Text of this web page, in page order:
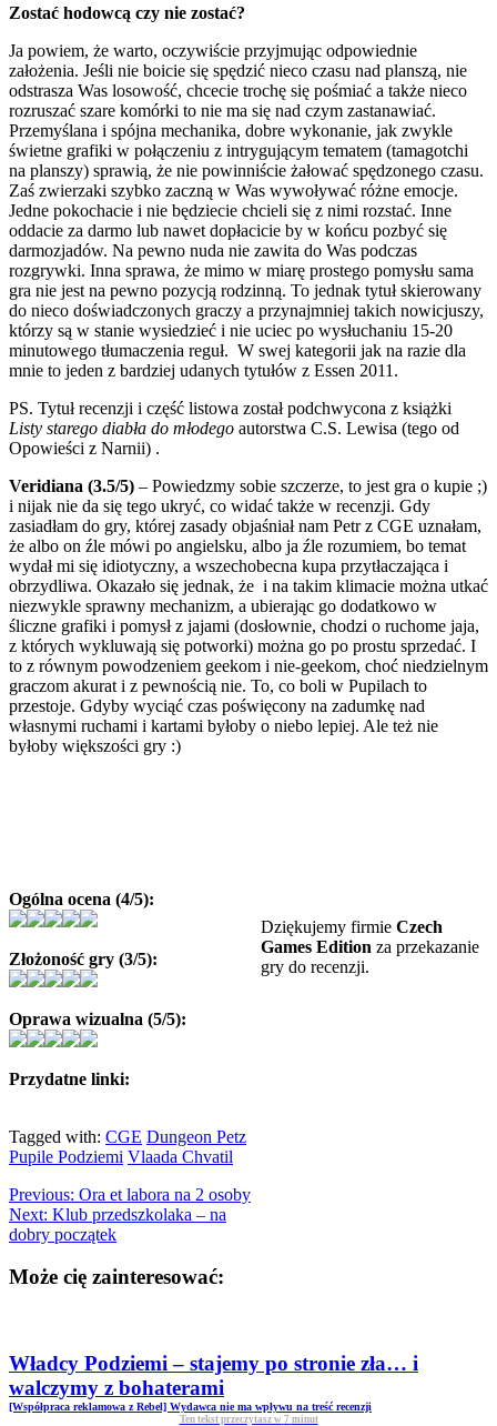
Zostać hodowcą czy nie zostać?
Ja powiem, że warto, oczywiście przyjmując odpowiednie
założenia. Jeśli nie boicie się spędzić nieco czasu nad planszą, nie
odstrasza Was losowość, chcecie trochę się pośmiać a także nieco
rozruszać szare komórki to nie ma się nad czym zastanawiać.
Przemyślana i spójna mechanika, dobre wykonanie, jak zwykle
świetne grafiki w połączeniu z intrygującym tematem (tamagotchi
na planszy) sprawią, że nie powinniście żałować spędzonego czasu.
Zaś zwierzaki szybko zaczną w Was wywoływać różne emocje.
Jedne pokochacie i nie będziecie chcieli się z nimi rozstać. Inne
oddacie za darmo lub nawet dopłacicie by w końcu pozbyć się
darmozjadów. Na pewno nuda nie zawita do Was podczas
rozgrywki. Inna sprawa, że mimo w miarę prostego pomysłu sama
gra nie jest na pewno pozycją rodzinną. To jednak tytuł skierowany
do nieco doświadczonych graczy a przynajmniej takich nowicjuszy,
którzy są w stanie wysiedzieć i nie uciec po wysłuchaniu 15-20
minutowego tłumaczenia reguł. W swej kategorii jak na razie dla
mnie to jeden z bardziej udanych tytułów z Essen 2011.
PS. Tytuł recenzji i część listowa został podchwycona z książki
Listy starego diabła do młodego autorstwa C.S. Lewisa (tego od
Opowieści z Narnii) .
Veridiana (3.5/5) – Powiedzmy sobie szczerze, to jest gra o kupie ;)
i nijak nie da się tego ukryć, co widać także w recenzji. Gdy
zasiadłam do gry, której zasady objaśniał nam Petr z CGE uznałam,
że albo on źle mówi po angielsku, albo ja źle rozumiem, bo temat
wydał mi się idiotyczny, a wszechobecna kupa przytłaczająca i
obrzydliwa. Okazało się jednak, że i na takim klimacie można utkać
niezwykle sprawny mechanizm, a ubierając go dodatkowo w
śliczne grafiki i pomysł z jajami (dosłownie, chodzi o ruchome jaja,
z których wykluwają się potworki) można go po prostu sprzedać. I
to z równym powodzeniem geekom i nie-geekom, choć niedzielnym
graczom akurat i z pewnością nie. To, co boli w Pupilach to
przestoje. Gdyby wyciąć czas poświęcony na zadumkę nad
własnymi ruchami i kartami byłoby o niebo lepiej. Ale też nie
byłoby większości gry :)
Dziękujemy firmie Czech
Games Edition za przekazanie
gry do recenzji.
Ogólna ocena (4/5):
Złożoność gry (3/5):
Oprawa wizualna (5/5):
Przydatne linki:
Tagged with: CGE Dungeon Petz
Pupile Podziemi Vlaada Chvatil
Previous: Ora et labora na 2 osoby
Next: Klub przedszkolaka – na
dobry początek
Może cię zainteresować:
Władcy Podziemi – stajemy po stronie zła… i
walczymy z bohaterami
[Współpraca reklamowa z Rebel] Wydawca nie ma wpływu na treść recenzji
Ten tekst przeczytasz w 7 minut